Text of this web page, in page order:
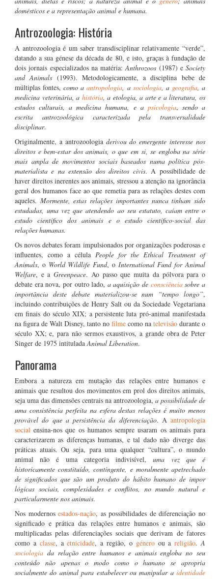
domésticos e a representação animal e humana.
Antrozoologia: História
A antrozoologia é um saber transdisciplinar relativamente “verde”,
datando a sua génese da década de 80, e isto, graças à fundação de
dois jornais especializados na matéria:Anthrozoos (1987) e Society
and Animals (1993). Metodologicamente, a disciplina bebe de
múltiplas fontes,como aantropologia, asociologia, a geografia, a
medicina veterinária, a história, a etologia, a arte e a literatura, os
estudos culturais, a medicina humana, e a psicologia, sendo a
escrita antrozoológica caracterizada pela transversalidade
disciplinar.
Originalmente, a antrozoologia derivou do emergente interesse nos
direitos e bem-estar dos animais, o que em si, se engloba na série
mais ampla de movimentos sociais baseados numa política pós-
materialista e na extensão dos direitos civis. A possibilidade de
haver direitos inerentes aos animais, stressou a atenção na ignorância
geral dos humanos face ao que remetia para as relações destes com
aqueles. Mormente, estas relações importantes nunca tinham sido
estudadas, uma vez que atendendo ao seu estatuto, caíam entre o
estudo científico dos animais e o estudo científico-social das
relações humanas.
Os novos debates foram impulsionados por organizações poderosas e
influentes, como a célula People for the Ethical Treatment of
Animals, o World Wildlife Fund, o International Fund for Animal
Welfare, e aGreenpeace. Ao passo que muita da pólvora para o
debate era nova, por outro lado, a aquisição de consciênciasobre a
importância deste debate materializou-se num “tempo longo”,
incluindo contribuições de Henry Salt ou da Sociedade Vegetariana
em finais do século XIX; a persistente luta pró-animal manifestada
na figura de Walt Disney, tanto no filme como na televisão durante o
século XX; e, para não sermos exaustivos, a grande obra de Peter
Singer de 1975 intituladaAnimal Liberation.
Panorama
Embora a natureza em mutação das relações entre humanos e
animais que resultou dos movimentos em prol dos direitos animais,
seja uma das dimensões centrais na antrozoologia, a possibilidade de
uma consistência perfeita na esfera destas relações é muito menos
provável do que a persistência da diferenciação. A antropologia
social ensina-nos que os humanos sempre usaram os animais para
caracterizarem as diferenças humanas, e tal dado não diverge das
práticas atuais. Ou seja, para uma qualquer “cultura”, o mundo
animal não é uma categoria indivisível,uma vez que é
historicamente constituído, contingente, e moralmente apetrechado
de significados que são um produto do hábito humano de impor
lógicas sociais, complexidades e conflitos, no mundo natural e
particularmente nos animais.
Nos modernosestados-nação, as possibilidades de diferenciação no
significado e prática das relações entre humanos e animais, são
multiplicadas pelas diferenciações sociais que derivam de fatores
como a classe, aetnicidade, a região, o géneroou areligião.A
sociologia da relação entre humanos e animais engloba no seu
conteúdo não apenas o modo como o humano se apropria
socialmente do animal para estabelecer ou manipular a identidade